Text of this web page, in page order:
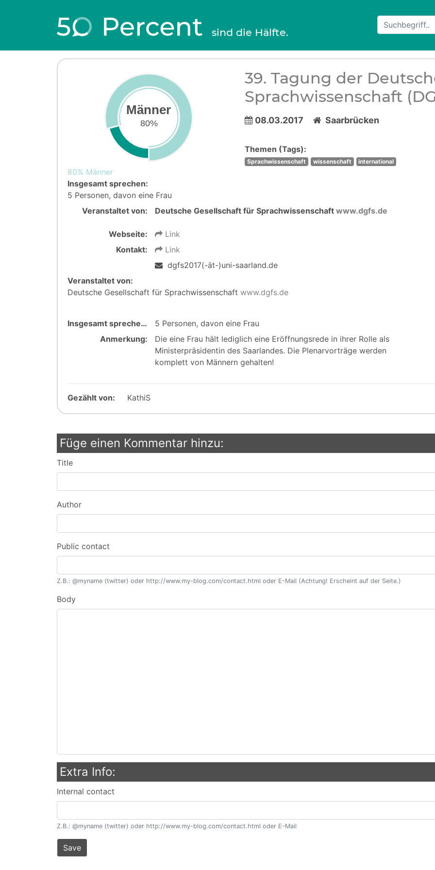
sind die Hälfte.
Männer
80%
80% Männer
Insgesamt sprechen:
5 Personen, davon eine Frau
39. Tagung der
Sprachwissenschaft
08.03.2017 Saarbrücken
Themen (Tags):
Sprachwissenschaft wissenschaft international
Veranstaltet von: Deutsche Gesellschaft für Sprachwissenschaft www.dgfs.de
Webseite:
Link
Kontakt:
Link
dgfs2017(-ät-)uni-saarland.de
Veranstaltet von:
Deutsche Gesellschaft für Sprachwissenschaft www.dgfs.de
Insgesamt sprechen:
5 Personen, davon eine Frau
Anmerkung:
Die eine Frau hält lediglich eine Eröffnungsrede in ihrer Rolle als
Ministerpräsidentin des Saarlandes. Die Plenarvorträge werden
komplett von Männern gehalten!
Gezählt von: KathiS
Füge einen Kommentar hinzu:
Title
Author
Public contact
Z.B.: @myname (twitter) oder http://www.my-blog.com/contact.html oder E-Mail (Achtung! Erscheint auf der Seite.)
Body
Extra Info:
Internal contact
Z.B.: @myname (twitter) oder http://www.my-blog.com/contact.html oder E-Mail